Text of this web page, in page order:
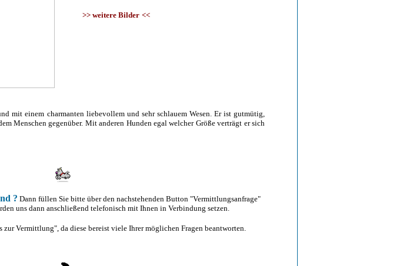
>> weitere Bilder <<
mit einem charmanten liebevollem und sehr schlauem Wesen. Er ist gutmütig,
Menschen gegenüber. Mit anderen Hunden egal welcher Größe verträgt er sich
? Dann füllen Sie bitte über den nachstehenden Button "Vermittlungsanfrage"
uns dann anschließend telefonisch mit Ihnen in Verbindung setzen.
zur Vermittlung", da diese bereist viele Ihrer möglichen Fragen beantworten.